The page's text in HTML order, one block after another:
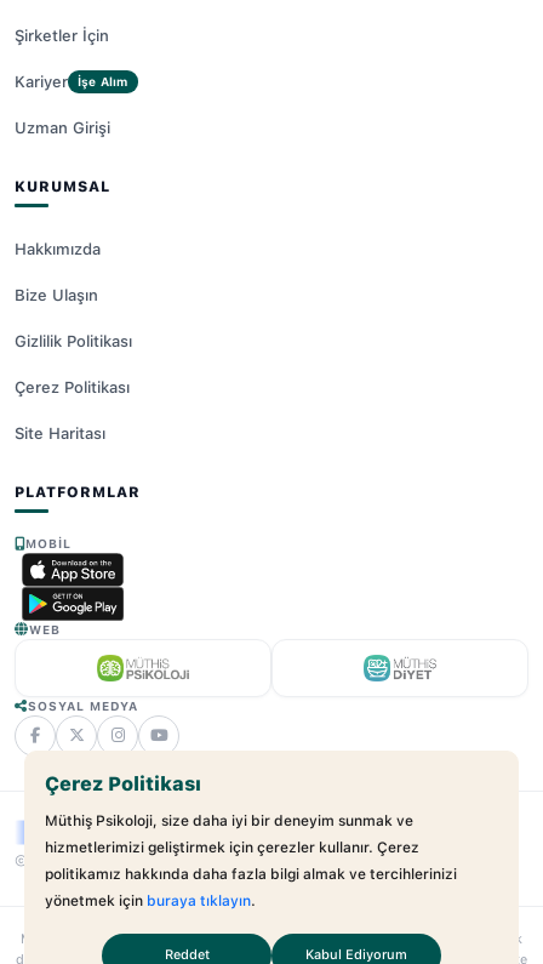
Şirketler İçin
Kariyer İşe Alım
Uzman Girişi
KURUMSAL
Hakkımızda
Bize Ulaşın
Gizlilik Politikası
Çerez Politikası
Site Haritası
PLATFORMLAR
MOBIL
WEB
SOSYAL MEDYA
© 2025 - 2026 Müthiş Psikoloji. Tüm Hakları Saklıdır.
Muthispsikoloji.combağımsız bir dijital sağlık platformudur; hastane veya klinik
değildir. Sunulan hizmetler uzman–danışan ilişkilerini kolaylaştırmayı amaçlar. Site
Çerez Politikası
Müthiş Psikoloji, size daha iyi bir deneyim sunmak ve
hizmetlerimizi geliştirmek için çerezler kullanır. Çerez
politikamız hakkında daha fazla bilgi almak ve tercihlerinizi
yönetmek için buraya tıklayın.
Reddet Kabul Ediyorum